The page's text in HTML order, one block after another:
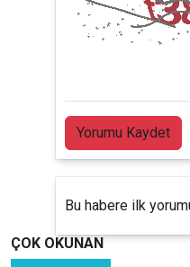
Yorumu Kaydet
Bu habere ilk
ÇOK OKUNAN